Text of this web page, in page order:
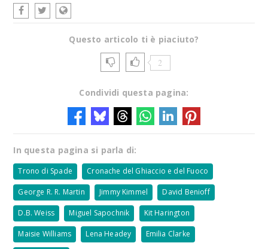
Questo articolo ti è piaciuto?
2
Condividi questa pagina:
In questa pagina si parla di:
Trono di Spade Cronache del Ghiaccio e del Fuoco
George R. R. Martin Jimmy Kimmel David Benioff
D.B. Weiss Miguel Sapochnik Kit Harington
Maisie Williams Lena Headey Emilia Clarke